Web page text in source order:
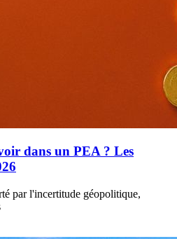
dans un PEA ? Les
par l'incertitude géopolitique,